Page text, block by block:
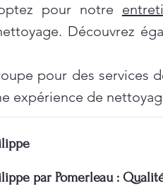
pour notre
Découvrez
pour des services
expérience de
par Pomerleau :